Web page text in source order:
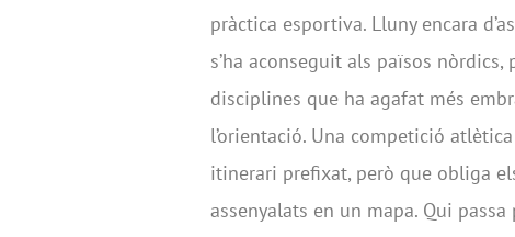
pràctica esportiva. Lluny encara
s’ha aconseguit als països
disciplines que ha agafat més
l’orientació. Una competició
itinerari prefixat, però que obliga
assenyalats en un mapa. Qui